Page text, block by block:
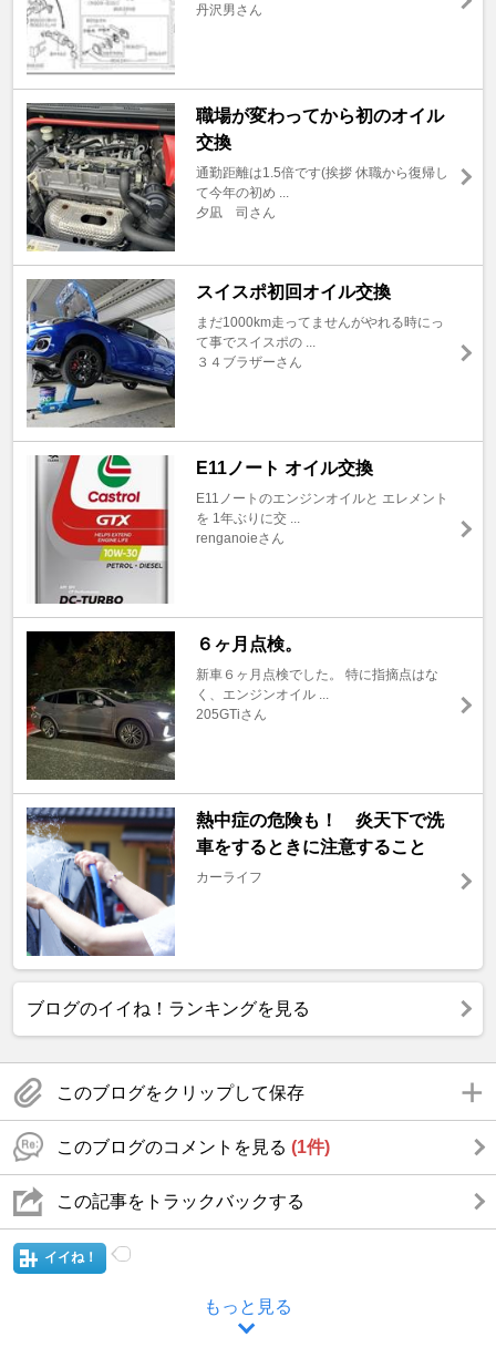
丹沢男さん
職場が変わってから初のオイル
交換
通勤距離は1.5倍です(挨拶 休職から復帰し
て今年の初め ...
夕凪 司さん
スイスポ初回オイル交換
まだ1000km走ってませんがやれる時にっ
て事でスイスポの ...
３４ブラザーさん
E11ノート オイル交換
E11ノートのエンジンオイルと エレメント
を 1年ぶりに交 ...
renganoieさん
６ヶ月点検。
新車６ヶ月点検でした。 特に指摘点はな
く、エンジンオイル ...
205GTiさん
熱中症の危険も！ 炎天下で洗
車をするときに注意すること
カーライフ
ブログのイイね！ランキングを見る
このブログをクリップして保存
このブログのコメントを見る (1件)
この記事をトラックバックする
イイね！
もっと見る